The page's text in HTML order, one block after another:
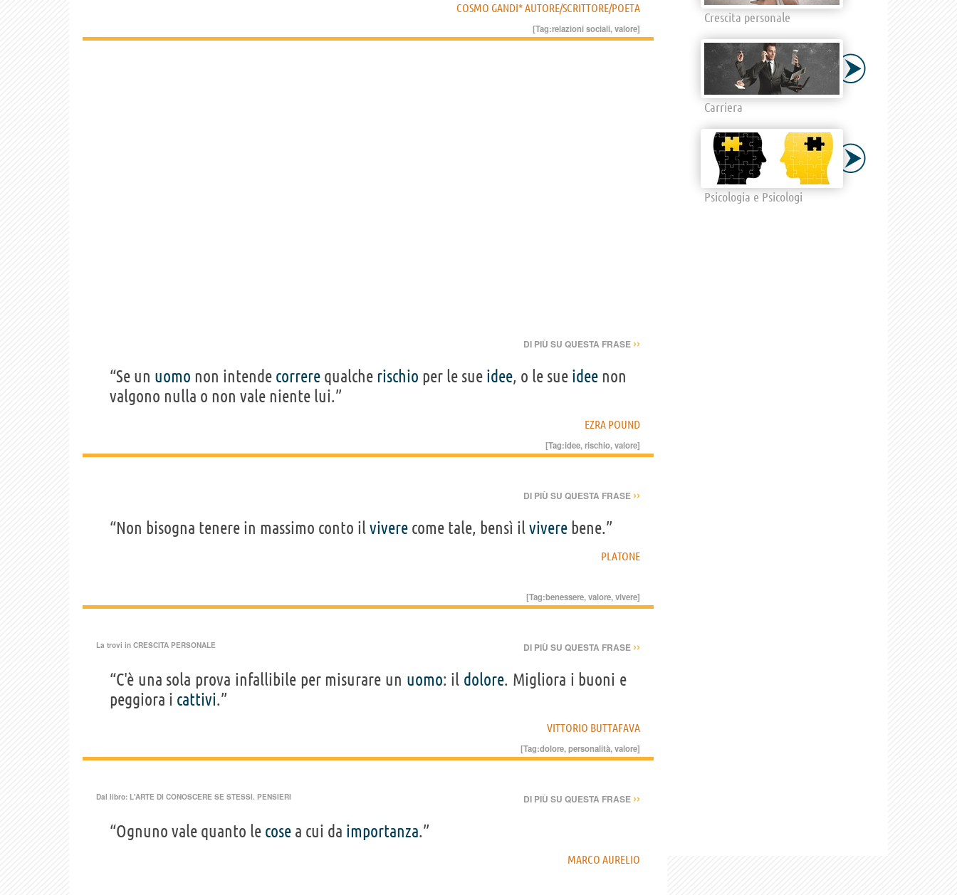
COSMO GANDI* AUTORE/SCRITTORE/POETA
[Tag:relazioni sociali,valore]
DI PIÙ SU QUESTA FRASE ››
“Se un uomo non intende correre qualche rischio per le sue idee, o le sue idee non
valgono nulla o non vale niente lui.”
EZRA POUND
[Tag:idee,rischio,valore]
DI PIÙ SU QUESTA FRASE ››
“Non bisogna tenere in massimo conto ilvivere come tale, bensì ilvivere bene.”
PLATONE
[Tag:benessere,valore,vivere]
La trovi in CRESCITA PERSONALE DI PIÙ SU QUESTA FRASE ››
“C'è una sola prova infallibile per misurare un uomo: il dolore. Migliora i buoni e
peggiora i cattivi.”
VITTORIO BUTTAFAVA
[Tag:dolore,personalità,valore]
Dal libro: L'ARTE DI CONOSCERE SE STESSI. PENSIERI DI PIÙ SU QUESTA FRASE ››
“Ognuno vale quanto le cose a cui da importanza.”
MARCO AURELIO
Crescita personale
Carriera
Psicologia e Psicologi